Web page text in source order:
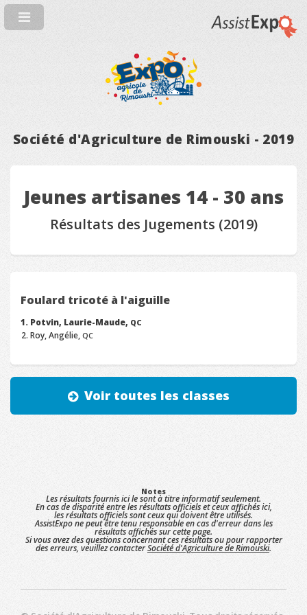
Société d'Agriculture de Rimouski - 2019
Jeunes artisanes 14 - 30 ans
Résultats des Jugements (2019)
Foulard tricoté à l'aiguille
Potvin, Laurie-Maude, QC
Roy, Angélie,QC
Voir toutes les classes
Notes
Les résultats fournis ici le sont à titre informatif seulement.
En cas de disparité entre les résultats officiels et ceux affichés ici,
les résultats officiels sont ceux qui doivent être utilisés.
AssistExpo ne peut être tenu responsable en cas d'erreur dans les
résultats affichés sur cette page.
Si vous avez des questions concernant ces résultats ou pour rapporter
des erreurs, veuillez contacterSociété d'Agriculture de Rimouski.